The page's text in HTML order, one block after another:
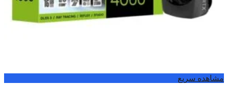
مشاهده سریع